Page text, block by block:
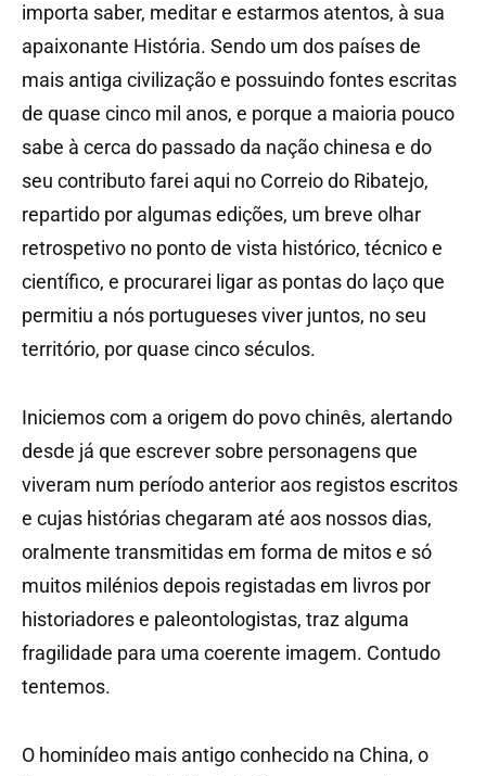
importa saber, meditar e estarmos atentos, à sua
apaixonante História. Sendo um dos países de
mais antiga civilização e possuindo fontes escritas
de quase cinco mil anos, e porque a maioria pouco
sabe à cerca do passado da nação chinesa e do
seu contributo farei aqui no Correio do Ribatejo,
repartido por algumas edições, um breve olhar
retrospetivo no ponto de vista histórico, técnico e
científico, e procurarei ligar as pontas do laço que
permitiu a nós portugueses viver juntos, no seu
território, por quase cinco séculos.
Iniciemos com a origem do povo chinês, alertando
desde já que escrever sobre personagens que
viveram num período anterior aos registos escritos
e cujas histórias chegaram até aos nossos dias,
oralmente transmitidas em forma de mitos e só
muitos milénios depois registadas em livros por
historiadores e paleontologistas, traz alguma
fragilidade para uma coerente imagem. Contudo
tentemos.
O hominídeo mais antigo conhecido na China, o